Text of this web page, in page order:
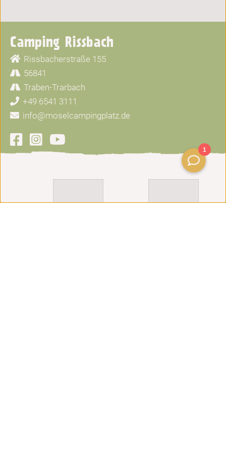
Camping Rissbach
Rissbacherstraße 155
56841
Traben-Trarbach
+49 6541 3111
info@moselcampingplatz.de